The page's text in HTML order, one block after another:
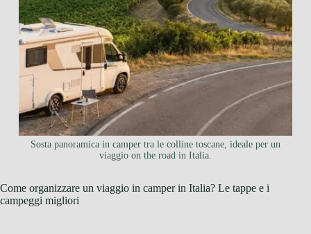
Sosta panoramica in camper tra le colline toscane, ideale per un
viaggio on the road in Italia.
Come organizzare un viaggio in camper in Italia? Le tappe e i
campeggi migliori